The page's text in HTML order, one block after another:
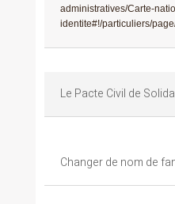
administratives/Carte-
identite#!/particuliers/
Le Pacte Civil de
Changer de nom de